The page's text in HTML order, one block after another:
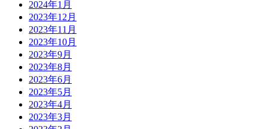
2024年1月
2023年12月
2023年11月
2023年10月
2023年9月
2023年8月
2023年6月
2023年5月
2023年4月
2023年3月